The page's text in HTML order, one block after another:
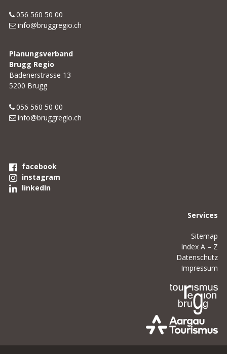
056 560 50 00
info@bruggregio.ch
Planungsverband
Brugg Regio
Badenerstrasse 13
5200 Brugg
056 560 50 00
info@bruggregio.ch
facebook
instagram
linkedIn
Services
Sitemap
Index A – Z
Datenschutz
Impressum